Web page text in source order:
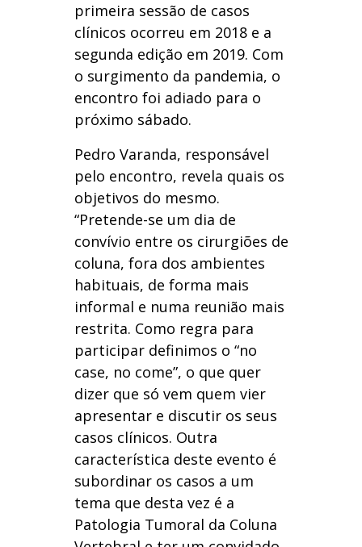
primeira sessão de casos
clínicos ocorreu em 2018 e a
segunda edição em 2019. Com
o surgimento da pandemia, o
encontro foi adiado para o
próximo sábado.
Pedro Varanda, responsável
pelo encontro, revela quais os
objetivos do mesmo.
“Pretende-se um dia de
convívio entre os cirurgiões de
coluna, fora dos ambientes
habituais, de forma mais
informal e numa reunião mais
restrita. Como regra para
participar definimos o “no
case, no come”, o que quer
dizer que só vem quem vier
apresentar e discutir os seus
casos clínicos. Outra
característica deste evento é
subordinar os casos a um
tema que desta vez é a
Patologia Tumoral da Coluna